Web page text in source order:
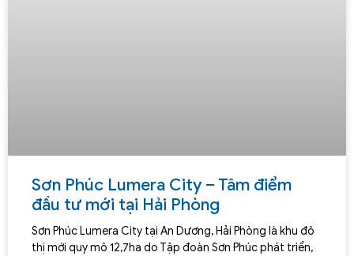
Sơn Phúc Lumera City – Tâm điểm
đầu tư mới tại Hải Phòng
Sơn Phúc Lumera City tại An Dương, Hải Phòng là khu đô
thị mới quy mô 12,7ha do Tập đoàn Sơn Phúc phát triển,